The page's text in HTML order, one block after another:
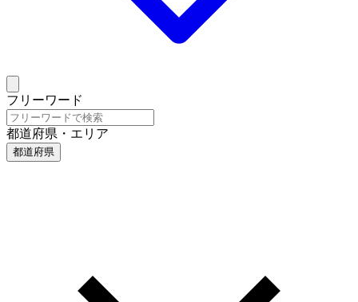
フリーワード
都道府県・エリア
都道府県